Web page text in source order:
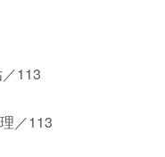
113
／113